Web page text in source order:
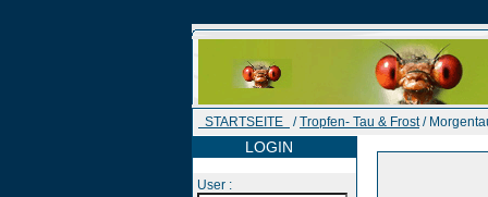
STARTSEITE /Tropfen- Tau & Frost/
LOGIN
User :